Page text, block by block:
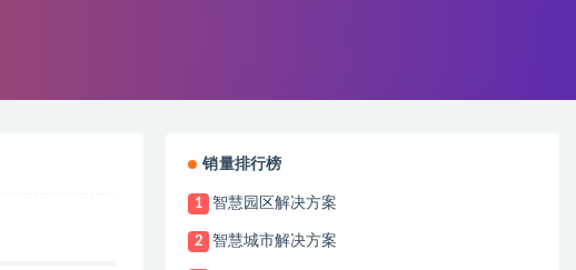
销量排行榜
1 智慧园区解决方案
2 智慧城市解决方案